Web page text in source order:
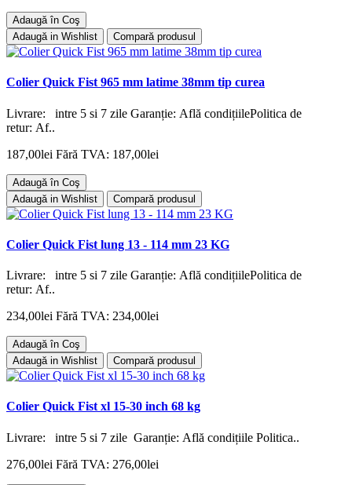
Adaugă în Coş
Adaugă in Wishlist
Compară produsul
Colier Quick Fist 965 mm latime 38mm tip curea
Livrare: intre 5 si 7 zile Garanție: Află condițiilePolitica de
retur: Af..
187,00lei Fără TVA: 187,00lei
Adaugă în Coş
Adaugă in Wishlist
Compară produsul
Colier Quick Fist lung 13 - 114 mm 23 KG
Livrare: intre 5 si 7 zile Garanție: Află condițiilePolitica de
retur: Af..
234,00lei Fără TVA: 234,00lei
Adaugă în Coş
Adaugă in Wishlist
Compară produsul
Colier Quick Fist xl 15-30 inch 68 kg
Livrare: intre 5 si 7 zile Garanție: Află condițiile Politica..
276,00lei Fără TVA: 276,00lei